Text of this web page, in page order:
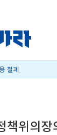
철폐
책위의